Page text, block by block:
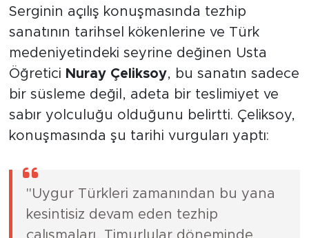
Serginin açılış konuşmasında tezhip
sanatının tarihsel kökenlerine ve Türk
medeniyetindeki seyrine değinen Usta
Öğretici Nuray Çeliksoy, bu sanatın sadece
bir süsleme değil, adeta bir teslimiyet ve
sabır yolculuğu olduğunu belirtti. Çeliksoy,
konuşmasında şu tarihi vurguları yaptı:
"Uygur Türkleri zamanından bu yana
kesintisiz devam eden tezhip
çalışmaları, Timurlular döneminde